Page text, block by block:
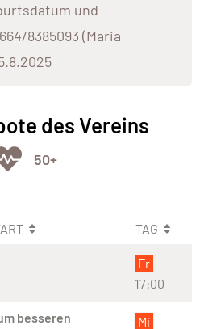
und
8385093 (Maria
des Vereins
50+
TAG
Fr
17:00
besseren
Mi